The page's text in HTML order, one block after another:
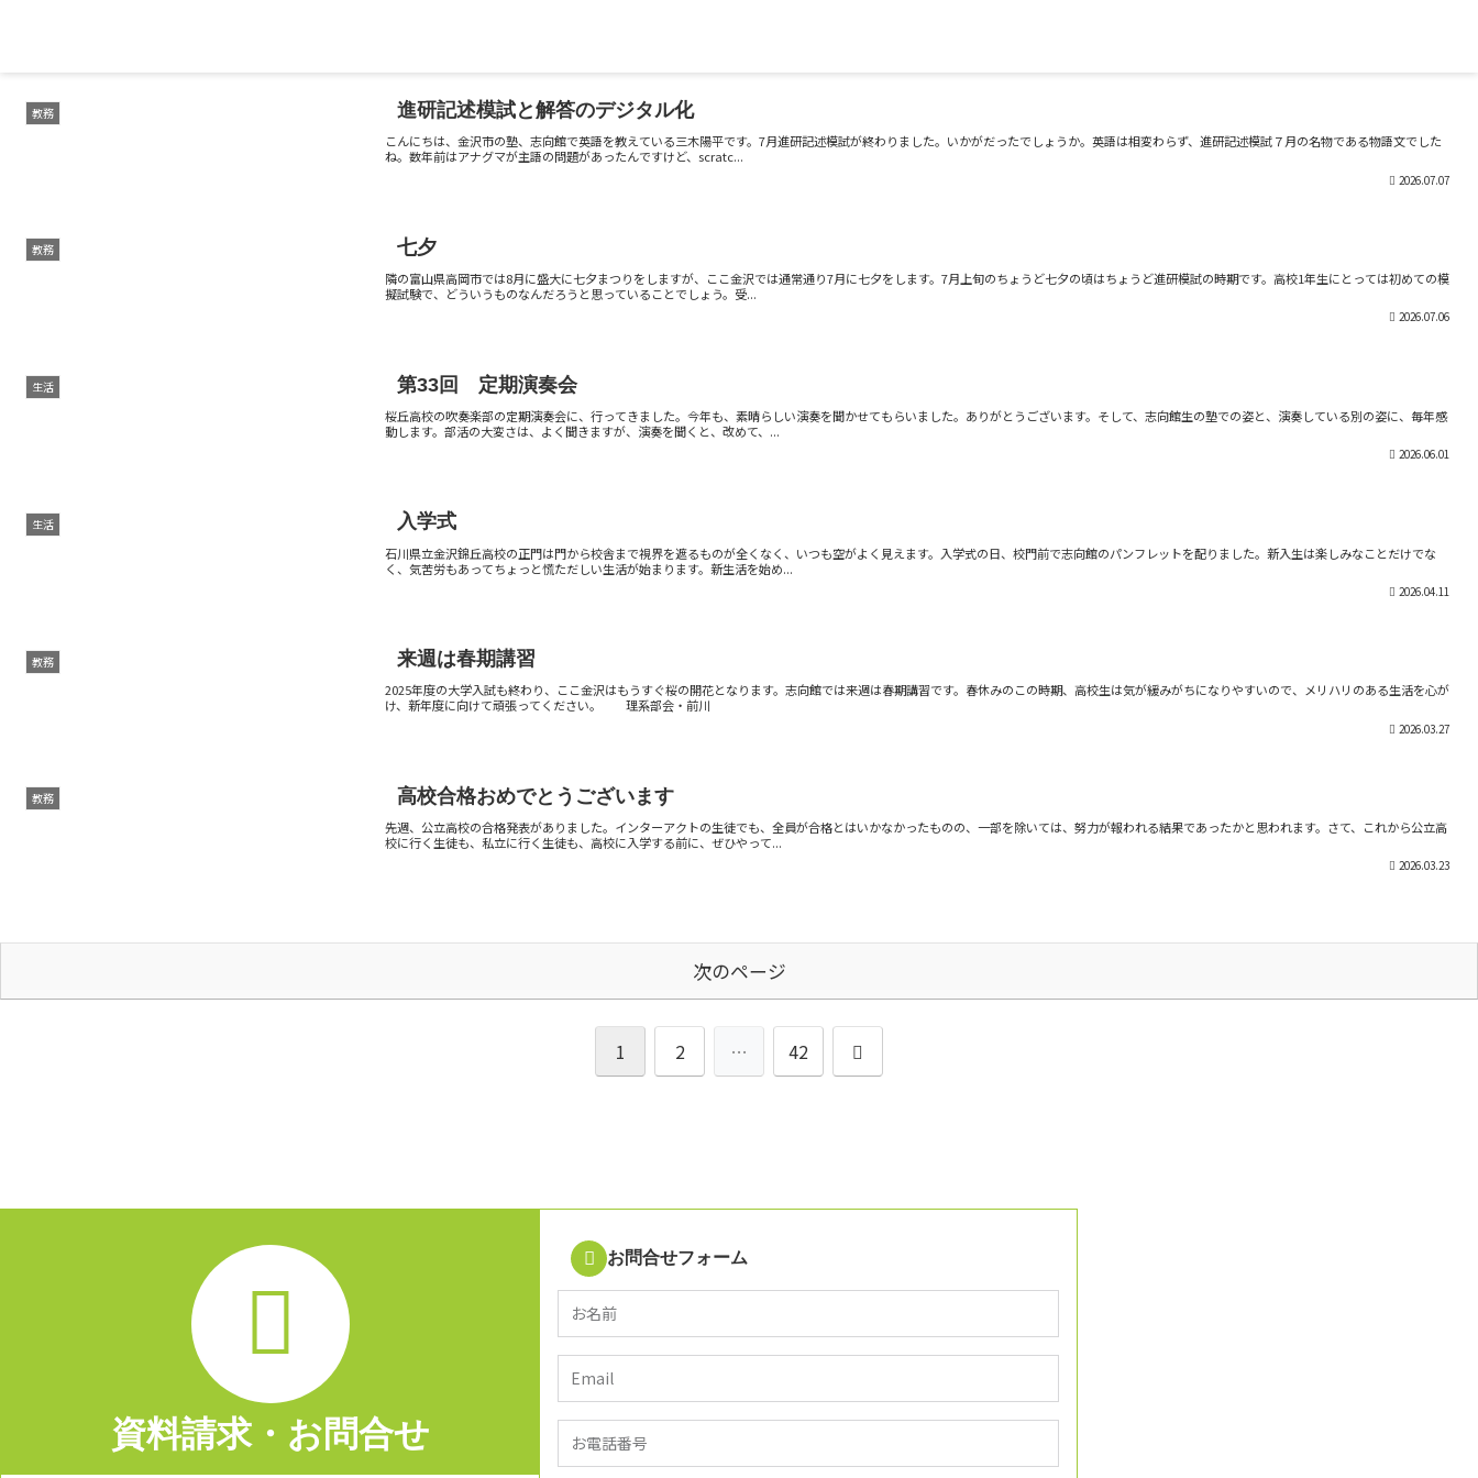
教務 進研記述模試と解答のデジタル化
こんにちは、金沢市の塾、志向館で英語を教えている三木陽平です。7月進研記述模試が終わりました。いかがだったでしょうか。英語は相変わらず、進研記述模試７月の名物である物語文でした
ね。数年前はアナグマが主語の問題があったんですけど、scratc...
2026.07.07
教務 七夕
隣の富山県高岡市では8月に盛大に七夕まつりをしますが、ここ金沢では通常通り7月に七夕をします。7月上旬のちょうど七夕の頃はちょうど進研模試の時期です。高校1年生にとっては初めての模
擬試験で、どういうものなんだろうと思っていることでしょう。受...
2026.07.06
生活 第33回 定期演奏会
桜丘高校の吹奏楽部の定期演奏会に、行ってきました。今年も、素晴らしい演奏を聞かせてもらいました。ありがとうございます。そして、志向館生の塾での姿と、演奏している別の姿に、毎年感
動します。部活の大変さは、よく聞きますが、演奏を聞くと、改めて、...
2026.06.01
生活 入学式
石川県立金沢錦丘高校の正門は門から校舎まで視界を遮るものが全くなく、いつも空がよく見えます。入学式の日、校門前で志向館のパンフレットを配りました。新入生は楽しみなことだけでな
く、気苦労もあってちょっと慌ただしい生活が始まります。新生活を始め...
2026.04.11
教務 来週は春期講習
2025年度の大学入試も終わり、ここ金沢はもうすぐ桜の開花となります。志向館では来週は春期講習です。春休みのこの時期、高校生は気が緩みがちになりやすいので、メリハリのある生活を心が
け、新年度に向けて頑張ってください。 理系部会・前川
2026.03.27
教務 高校合格おめでとうございます
先週、公立高校の合格発表がありました。インターアクトの生徒でも、全員が合格とはいかなかったものの、一部を除いては、努力が報われる結果であったかと思われます。さて、これから公立高
校に行く生徒も、私立に行く生徒も、高校に入学する前に、ぜひやって...
2026.03.23
次のページ
1 2 … 42
資料請求・お問合せ
お問合せフォーム